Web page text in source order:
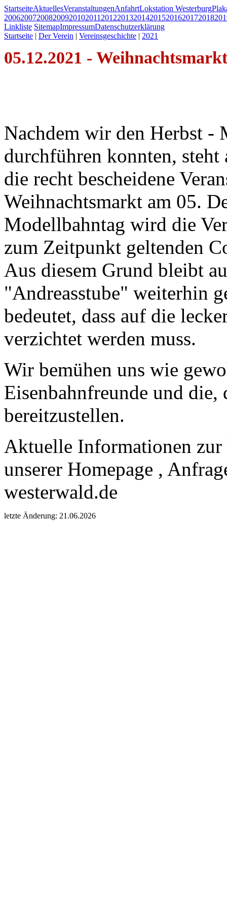
StartseiteAktuellesVeranstaltungenAnfahrtLokstation Westerburg
200620072008200920102011 2012201320142015201620172018
Linkliste SitemapImpressumDatenschutzerklärung
Startseite | Der Verein | Vereinsgeschichte | 2021
05.12.2021 -
Nachdem wir den Herbst -
durchführen konnten,
die recht bescheidene
Weihnachtsmarkt am 05.
Modellbahntag wird die
zum Zeitpunkt geltenden
Aus diesem Grund bleibt
"Andreasstube" weiterhin
bedeutet, dass auf die
verzichtet werden muss.
Wir bemühen uns wie
Eisenbahnfreunde und
bereitzustellen.
Aktuelle Informationen zur
unserer Homepage ,
westerwald.de
letzte Änderung: 21.06.2026